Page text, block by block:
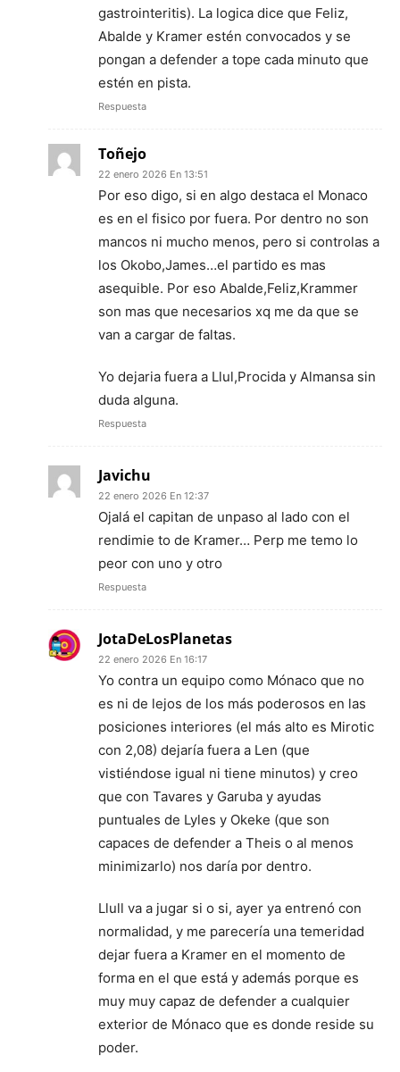
gastrointeritis). La logica dice que Feliz,
Abalde y Kramer estén convocados y se
pongan a defender a tope cada minuto que
estén en pista.
Respuesta
Toñejo
22 enero 2026 En 13:51
Por eso digo, si en algo destaca el Monaco
es en el fisico por fuera. Por dentro no son
mancos ni mucho menos, pero si controlas a
los Okobo,James…el partido es mas
asequible. Por eso Abalde,Feliz,Krammer
son mas que necesarios xq me da que se
van a cargar de faltas.
Yo dejaria fuera a Llul,Procida y Almansa sin
duda alguna.
Respuesta
Javichu
22 enero 2026 En 12:37
Ojalá el capitan de unpaso al lado con el
rendimie to de Kramer… Perp me temo lo
peor con uno y otro
Respuesta
JotaDeLosPlanetas
22 enero 2026 En 16:17
Yo contra un equipo como Mónaco que no
es ni de lejos de los más poderosos en las
posiciones interiores (el más alto es Mirotic
con 2,08) dejaría fuera a Len (que
vistiéndose igual ni tiene minutos) y creo
que con Tavares y Garuba y ayudas
puntuales de Lyles y Okeke (que son
capaces de defender a Theis o al menos
minimizarlo) nos daría por dentro.
Llull va a jugar si o si, ayer ya entrenó con
normalidad, y me parecería una temeridad
dejar fuera a Kramer en el momento de
forma en el que está y además porque es
muy muy capaz de defender a cualquier
exterior de Mónaco que es donde reside su
poder.